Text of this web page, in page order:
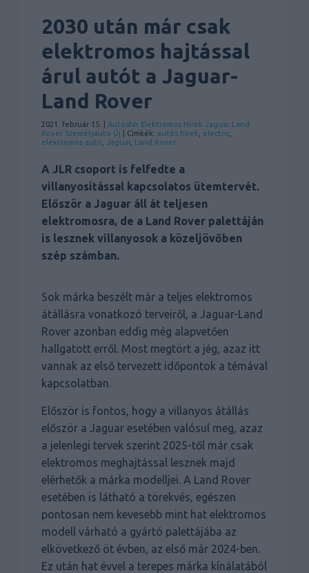
2030 után már csak
elektromos hajtással
árul autót a Jaguar-
Land Rover
2021. február 15. | Autóshír Elektromos Hírek Jaguar Land
Rover Személyauto Új | Címkék: autós hírek electric
elektromos autó
Jaguar, Land Rover
A JLR csoport is felfedte a
villanyosítással kapcsolatos ütemtervét.
Először a Jaguar áll át teljesen
elektromosra, de a Land Rover palettáján
is lesznek villanyosok a közeljövőben
szép számban.
Sok márka beszélt már a teljes elektromos
átállásra vonatkozó terveiről, a Jaguar-Land
Rover azonban eddig még alapvetően
hallgatott erről. Most megtört a jég, azaz itt
vannak az első tervezett időpontok a témával
kapcsolatban.
Először is fontos, hogy a villanyos átállás
először a Jaguar esetében valósul meg, azaz
a jelenlegi tervek szerint 2025-től már csak
elektromos meghajtással lesznek majd
elérhetők a márka modelljei. A Land Rover
esetében is látható a törekvés, egészen
pontosan nem kevesebb mint hat elektromos
modell várható a gyártó palettájába az
elkövetkező öt évben, az első már 2024-ben.
Ez után hat évvel a terepes márka kínálatából